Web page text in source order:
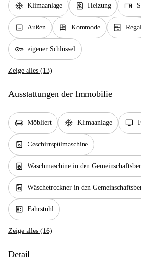
ac_unit Klimaanlage water_heater Heizung desk
image Außen dresser Kommode shelves Regal
key eigener Schlüssel
Zeige alles (13)
Ausstattungen der Immobilie
chair Möbliert ac_unit Klimaanlage tv
dishwasher_gen Geschirrspülmaschine
local_laundry_service Waschmaschine in den
local_laundry_service Wäschetrockner in den
elevator Fahrstuhl
Zeige alles (16)
Detail